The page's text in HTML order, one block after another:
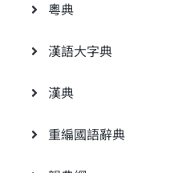
粵典
漢語大字典
漢典
重編國語辭典